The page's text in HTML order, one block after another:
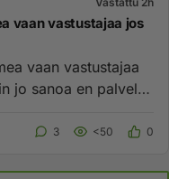
vaan vastustajaa jos
vaan vastustajaa
3 <50 0